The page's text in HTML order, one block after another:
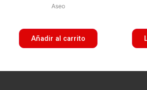
Aseo
Añadir al carrito